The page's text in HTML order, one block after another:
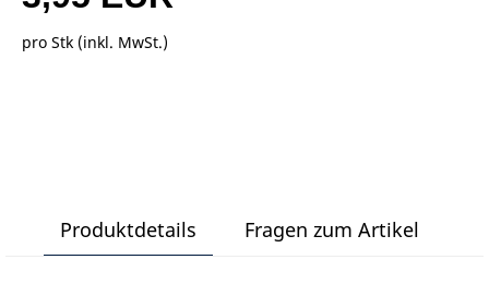
pro Stk (inkl. MwSt.)
Produktdetails Fragen zum Artikel